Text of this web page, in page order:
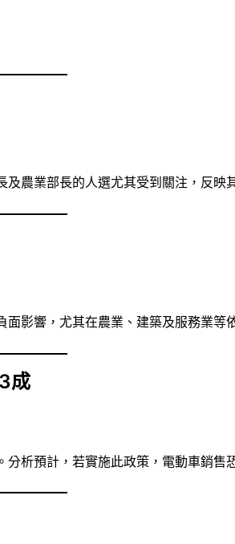
農業部長的人選尤其受到關注，反映
影響，尤其在農業、建築及服務業等
成
析預計，若實施此政策，電動車銷售